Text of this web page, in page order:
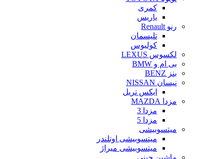
کمری
یاریس
رنو Renault
تلیسمان
کولیوس
لکسوس LEXUS
بی ام و BMW
بنز BENZ
نیسان NISSAN
ایکس تریل
مزدا MAZDA
مزدا 3
مزدا 5
میتسوبیشی
میتسوبیشی اوتلندر
میتسوبیشی میراژ
ماشین چینی